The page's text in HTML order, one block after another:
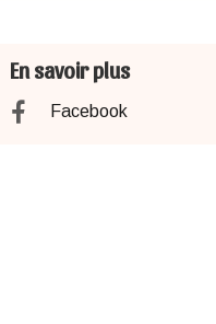
En savoir plus
Facebook